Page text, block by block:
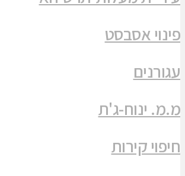
פינוי אסבסט
עגורנים
מ.מ. ינוח-ג'ת
חיפוי קירות